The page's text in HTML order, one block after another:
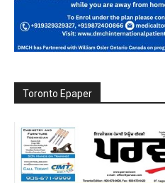
Toronto Epaper